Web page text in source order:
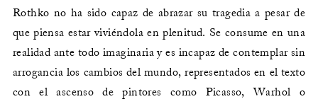
Rothko no ha sido capaz de abrazar su tragedia a pesar de
que piensa estar viviéndola en plenitud. Se consume en una
realidad ante todo imaginaria y es incapaz de contemplar sin
arrogancia los cambios del mundo, representados en el texto
con el ascenso de pintores como Picasso, Warhol o